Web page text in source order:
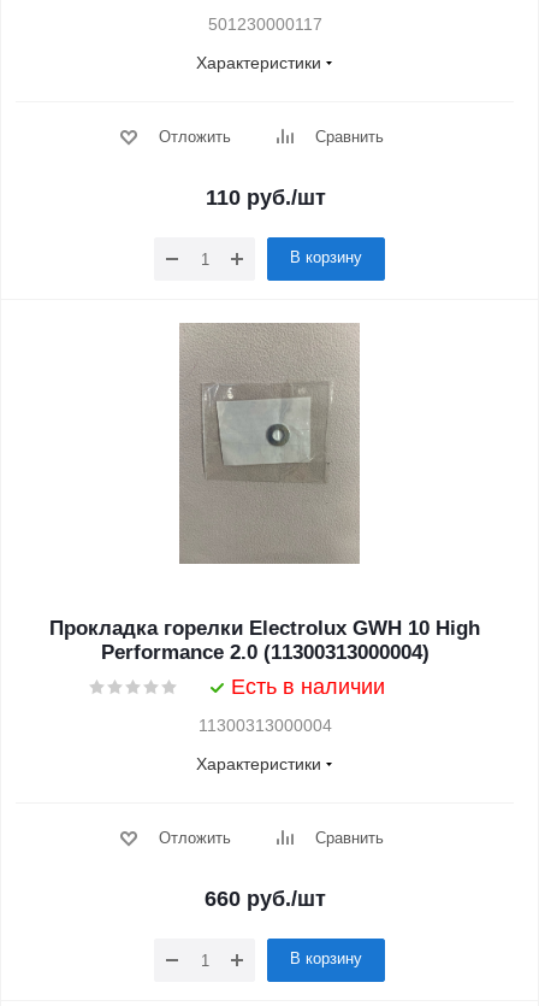
501230000117
Характеристики
Отложить Сравнить
110руб./шт
В корзину
Прокладка горелки Electrolux GWH 10 High
Performance 2.0 (11300313000004)
Есть в наличии
11300313000004
Характеристики
Отложить Сравнить
660 руб./шт
В корзину